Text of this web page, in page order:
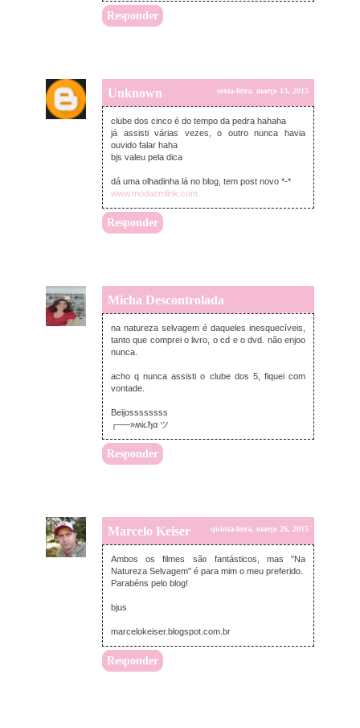
Responder
Unknown sexta-feira, março 13, 2015
clube dos cinco é do tempo da pedra hahaha
já assisti várias vezes, o outro nunca havia
ouvido falar haha
bjs valeu pela dica
dá uma olhadinha lá no blog, tem post novo *-*
www.modaemlink.com
Responder
Micha Descontrolada
sexta-feira, março 13, 2015
na natureza selvagem é daqueles inesquecíveis,
tanto que comprei o livro, o cd e o dvd. não enjoo
nunca.
acho q nunca assisti o clube dos 5, fiquei com
vontade.
Beijossssssss
┌──»ʍi૮ђα ツ
Responder
Marcelo Keiser quinta-feira, março 26, 2015
Ambos os filmes são fantásticos, mas "Na
Natureza Selvagem" é para mim o meu preferido.
Parabéns pelo blog!
bjus
marcelokeiser.blogspot.com.br
Responder